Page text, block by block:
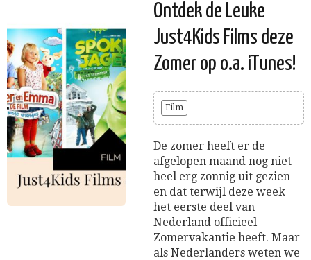
Ontdek de Leuke
Just4Kids Films deze
Zomer op o.a. iTunes!
Film
De zomer heeft er de
afgelopen maand nog niet
heel erg zonnig uit gezien
en dat terwijl deze week
het eerste deel van
Nederland officieel
Zomervakantie heeft. Maar
als Nederlanders weten we